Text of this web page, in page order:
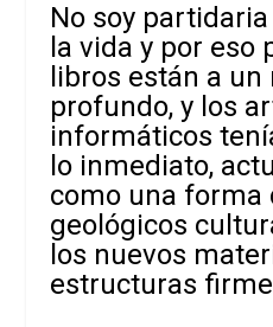
No soy
la vida y por eso
libros están a
profundo, y los
informáticos
lo inmediato,
como una forma
geológicos
los nuevos
estructuras